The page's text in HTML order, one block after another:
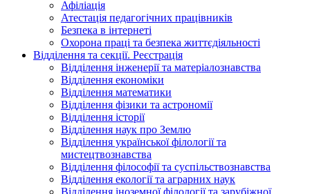
Афіліація
Атестація педагогічних працівників
Безпека в інтернеті
Охорона праці та безпека життєдіяльності
Відділення та секції. Реєстрація
Відділення інженерії та матеріалознавства
Відділення економіки
Відділення математики
Відділення фізики та астрономії
Відділення історії
Відділення наук про Землю
Відділення української філології та
мистецтвознавства
Відділення філософії та суспільствознавства
Відділення екології та аграрних наук